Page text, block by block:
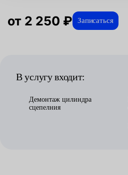
от 2 250 ₽ Записаться
В услугу входит:
Демонтаж цилиндра
сцепелния